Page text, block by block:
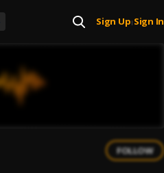
Sign Up| Sign In
FOLLOW